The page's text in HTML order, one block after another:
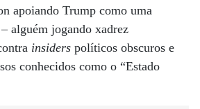
apoiando Trump como uma
alguém jogando xadrez
insiders políticos obscuros e
conhecidos como o “Estado